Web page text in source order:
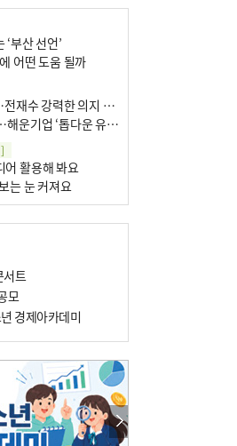
부산 선언’
어떤 도움 될까
與가 막은 ‘산은 부산행’…전재수 강력한 의지 표명 없인 공염불
田 “장금상선도 설득중”…해운기업 ‘톱다운 유치전’ 가속
활용해 봐요
는 눈 커져요
구·군 승진 축하화분 관행 없애자니 소상공인 울상
시민이 개발한 폭염 대응 앱 ‘그늘로’ 길안내 지도 등 인기
골목 맛집 발굴 고메 셀렉션…부산시, 페스티벌 시월 연계
서트
모
경제아카데미